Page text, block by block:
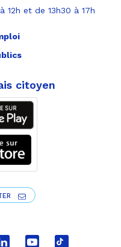
12h et de 13h30 à 17h
citoyen